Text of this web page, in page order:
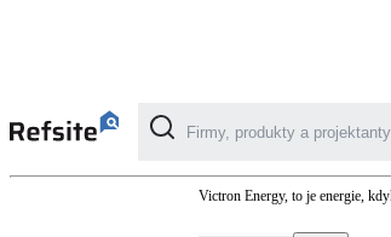
Victron Energy
Victron Energy, to je energie,